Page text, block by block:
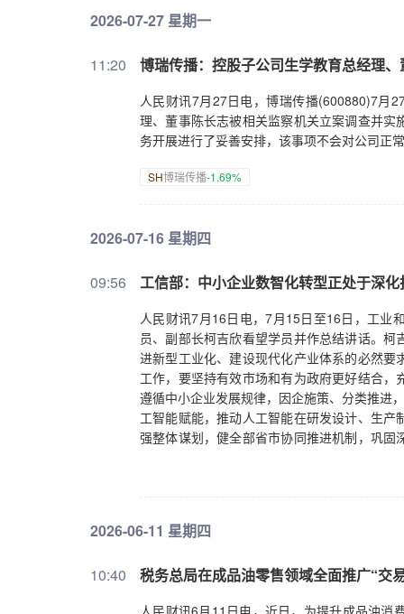
2026-07-27 星期一
11:20 博瑞传播：控股子公司生学教育总经理
人民财讯7月27日电，博瑞传播(600880)7月
理、董事陈长志被相关监察机关立案调查并
务开展进行了妥善安排，该事项不会对公司正
SH博瑞传播-1.69%
2026-07-16 星期四
09:56 工信部：中小企业数智化转型正处于深
人民财讯7月16日电，7月15日至16日，工业
员、副部长柯吉欣看望学员并作总结讲话。
进新型工业化、建设现代化产业体系的必然
工作，要坚持有效市场和有为政府更好结合
遵循中小企业发展规律，因企施策、分类推进
工智能赋能，推动人工智能在研发设计、生
强整体谋划，健全部省市协同推进机制，巩
2026-06-11 星期四
10:40 税务总局在成品油零售领域全面推广“交
人民财讯6月11日电，近日，为提升成品油消